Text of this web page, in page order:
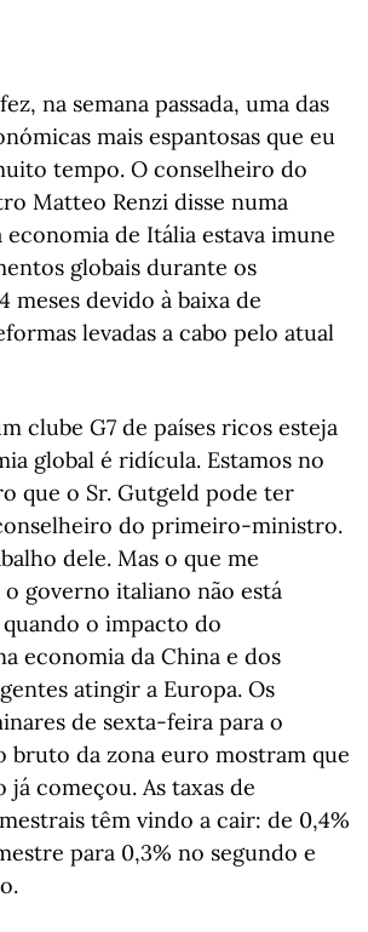
na semana passada, uma das
mais espantosas que eu
tempo. O conselheiro do
Matteo Renzi disse numa
de Itália estava imune
globais durante os
meses devido à baixa de
levadas a cabo pelo atual
clube G7 de países ricos esteja
global é ridícula. Estamos no
que o Sr. Gutgeld pode ter
do primeiro-ministro.
dele. Mas o que me
governo italiano não está
o impacto do
economia da China e dos
atingir a Europa. Os
de sexta-feira para o
da zona euro mostram que
já começou. As taxas de
têm vindo a cair: de 0,4%
para 0,3% no segundo e